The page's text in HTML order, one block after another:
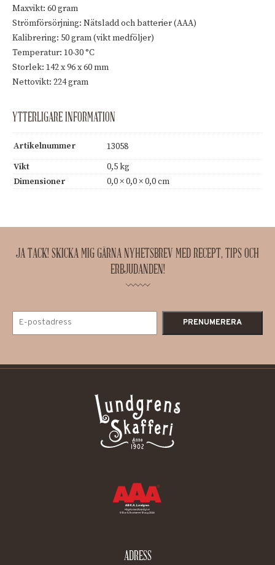
Maxvikt: 60 gram
Strömförsörjning: Nätsladd och batterier (AAA)
Kalibrering: 50 gram (vikt medföljer)
Temperatur: 10-30 °C
Storlek: 142 x 96 x 60 mm
Nettovikt: 224 gram
YTTERLIGARE INFORMATION
Artikelnummer
13058
Vikt
0,5 kg
Dimensioner
0,0 × 0,0 × 0,0 cm
JA TACK! SKICKA MIG GÄRNA NYHETSBREV MED RECEPT, TIPS OCH
ERBJUDANDEN!
ADRESS